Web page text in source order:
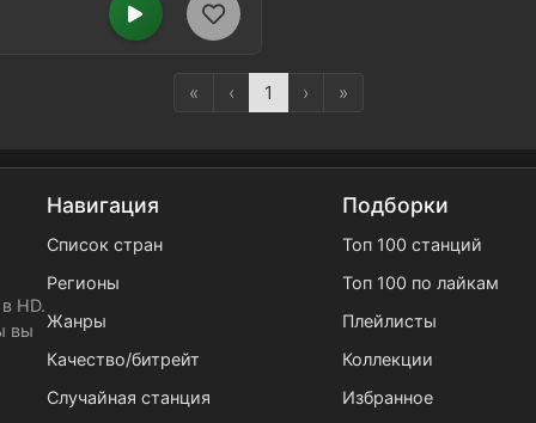
« ‹ 1 › »
HD.
вы
Навигация
Список стран
Регионы
Жанры
Качество/битрейт
Случайная станция
Подборки
Топ 100 станций
Топ 100 по лайкам
Плейлисты
Коллекции
Избранное